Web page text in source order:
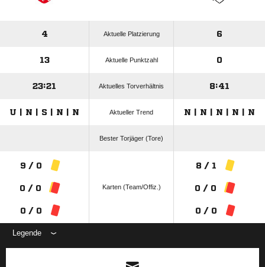
4 Aktuelle Platzierung 6
13 Aktuelle Punktzahl 0
23:21 Aktuelles Torverhältnis 8:41
U | N | S | N | N Aktueller Trend N | N | N | N | N
Bester Torjäger (Tore)
9 / 0
0 / 0
0 / 0
Karten (Team/Offiz.)
8 / 1
0 / 0
0 / 0
Legende
ANZEIGE